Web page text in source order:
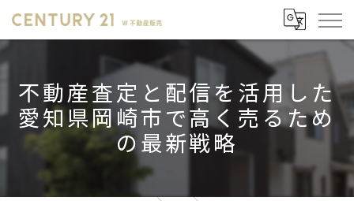
不動産査定と配信を活用した
愛知県岡崎市で高く売るため
の最新戦略